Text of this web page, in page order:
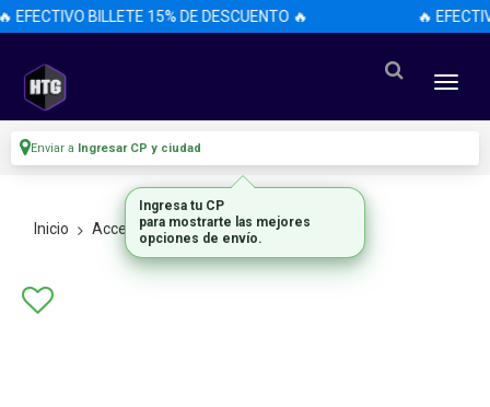
EFECTIVO BILLETE 15% DE DESCUENTO 🔥 🔥
Enviar a Ingresar CP y ciudad
Inicio Accesorios Accesorios
Ingresa tu CP
para mostrarte las mejores
opciones de envío.